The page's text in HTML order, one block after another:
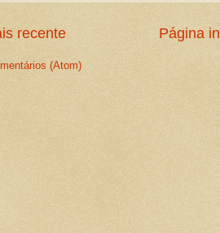
recente Página
(Atom)